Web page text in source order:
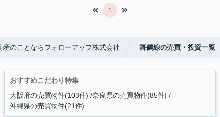
1
産のことならフォローアップ株式会社 舞鶴線の売買・投資一覧
おすすめこだわり特集
大阪府の売買物件(103件) 奈良県の売買物件(85件)
沖縄県の売買物件(21件)